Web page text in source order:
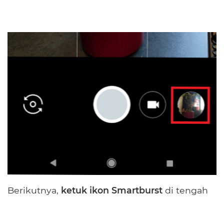
Berikutnya, ketuk ikon Smartburst di tengah